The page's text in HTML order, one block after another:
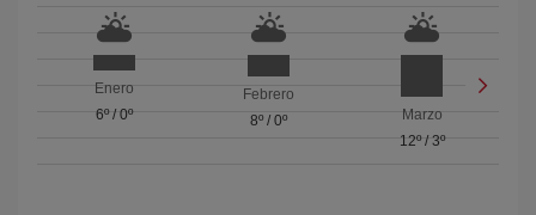
Enero
6º/ 0º
Febrero
8º/ 0º
Marzo
12º/ 3º